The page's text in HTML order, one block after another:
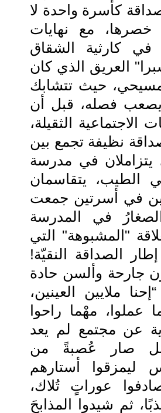
كأسرة واحدة لا
مع نهايات
في كارثية الشقاق
العريق الذي كان
حيث تتشابك
يصعب فصله، قبل أن
الثقيلة،
نظيفة تجمع بين
يتزاملان في مدرسة
الطيب، يتقاسمان
في أسرتين جمعت
في المدرسة
"المشبوهة" التي
الصداقة النقيّة!
جارحة وألسن حادة
ملايين العينين،
عملوا، مهْما راحوا
عن مجتمع لم يعد
بل صار عُصبةً من
ليمزقوا أستارهم
عوراتٍ تُلاك،
ثم شيدوا المذابحَ